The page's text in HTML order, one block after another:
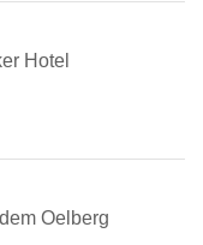
Hotel
Oelberg